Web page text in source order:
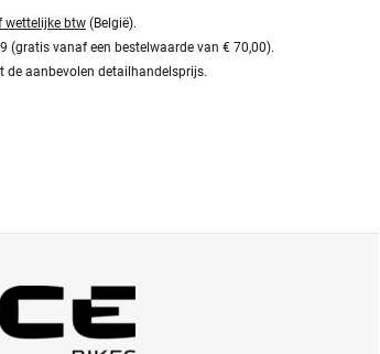
wettelijke btw (België).
(gratis vanaf een bestelwaarde van € 70,00).
de aanbevolen detailhandelsprijs.